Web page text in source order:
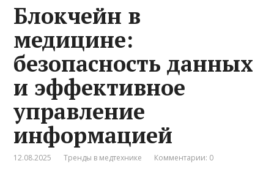
Блокчейн в
медицине:
безопасность данных
и эффективное
управление
информацией
12.08.2025 Тренды в медтехнике Комментарии: 0